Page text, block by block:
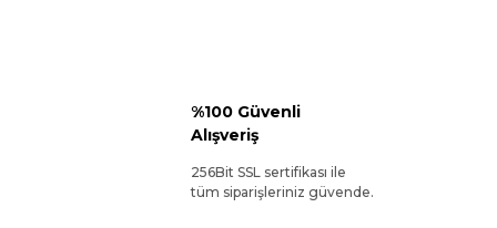
%100 Güvenli
Alışveriş
256Bit SSL sertifikası ile
tüm siparişleriniz güvende.